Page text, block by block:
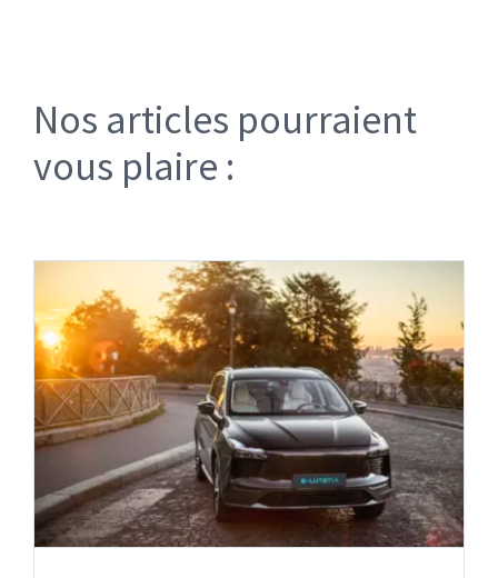
Nos articles pourraient
vous plaire :